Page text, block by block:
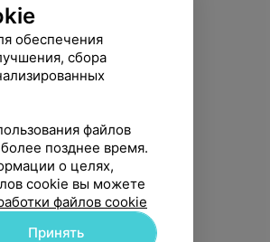
обеспечения
сбора
файлов
позднее время.
о целях,
cookie вы можете
файлов cookie
Принять